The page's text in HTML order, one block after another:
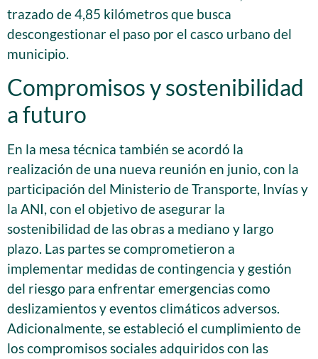
trazado de 4,85 kilómetros que busca
descongestionar el paso por el casco urbano del
municipio.
Compromisos y sostenibilidad
a futuro
En la mesa técnica también se acordó la
realización de una nueva reunión en junio, con la
participación del Ministerio de Transporte, Invías y
la ANI, con el objetivo de asegurar la
sostenibilidad de las obras a mediano y largo
plazo. Las partes se comprometieron a
implementar medidas de contingencia y gestión
del riesgo para enfrentar emergencias como
deslizamientos y eventos climáticos adversos.
Adicionalmente, se estableció el cumplimiento de
los compromisos sociales adquiridos con las